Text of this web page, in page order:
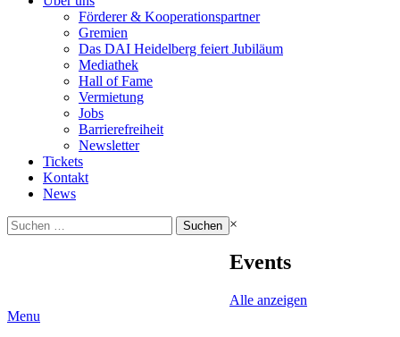
Förderer & Kooperationspartner
Gremien
Das DAI Heidelberg feiert Jubiläum
Mediathek
Hall of Fame
Vermietung
Jobs
Barrierefreiheit
Newsletter
Tickets
Kontakt
News
Suchen
nach:
×
Events
Alle anzeigen
Menu